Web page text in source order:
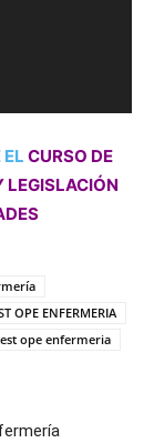
CURSO DE
LEGISLACIÓN
OPE ENFERMERIA
ope enfermeria